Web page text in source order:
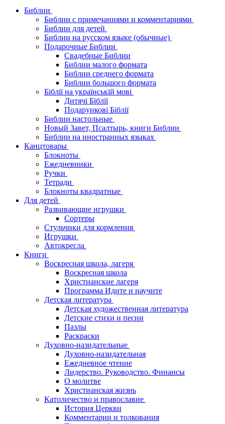
Библии
Библии с примечаниями и комментариями
Библии для детей
Библии на русском языке (обычные)
Подарочные Библии
Свадебные Библии
Библии малого формата
Библии среднего формата
Библии большого формата
Біблії на українській мові
Дитячі Біблії
Подарункові Біблії
Библии настольные
Новый Завет, Псалтырь, книги Библии
Библии на иностранных языках
Канцтовары
Блокноты
Ежедневники
Ручки
Тетради
Блокноты квадратные
Для детей
Развивающие игрушки
Сортеры
Стульчики для кормления
Игрушки
Автокресла
Книги
Воскресная школа, лагеря
Воскресная школа
Христианские лагеря
Программа Идите и научите
Детская литература
Детская художественная литература
Детские стихи и песни
Пазлы
Раскраски
Духовно-назидательные
Духовно-назидательная
Ежедневное чтение
Лидерство. Руководство. Финансы
О молитве
Христианская жизнь
Католичество и православие
История Церкви
Комментарии и толкования